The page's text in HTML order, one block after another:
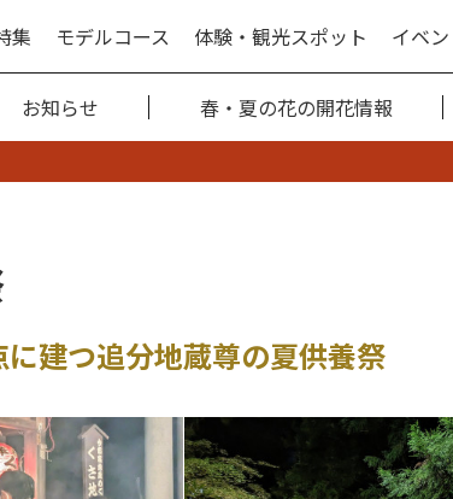
集 モデルコース 体験・観光スポット イベン
お知らせ 春・夏の花の開花情報
建つ追分地蔵尊の夏供養祭